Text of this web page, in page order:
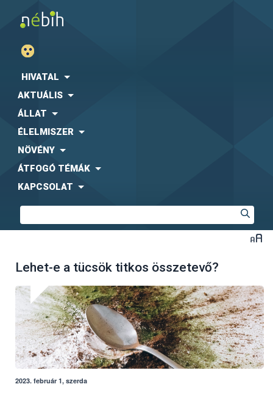
HIVATAL
AKTUÁLIS
ÁLLAT
ÉLELMISZER
NÖVÉNY
ÁTFOGÓ TÉMÁK
KAPCSOLAT
Lehet-e a tücsök titkos összetevő?
2023. február 1, szerda